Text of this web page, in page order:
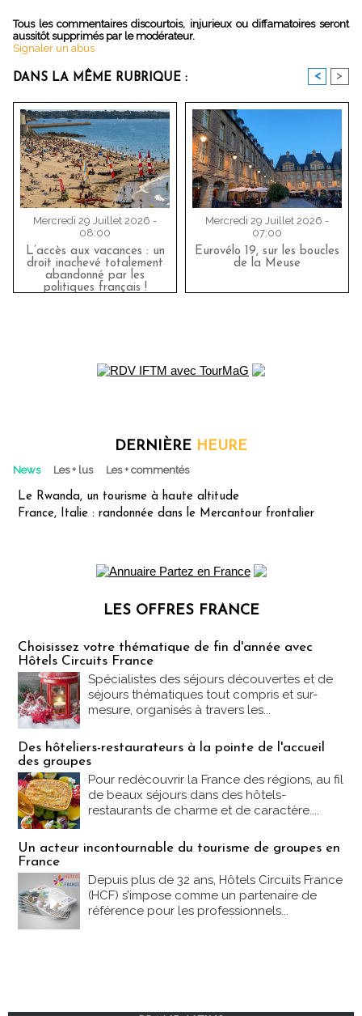
Tous les commentaires discourtois, injurieux ou diffamatoires seront
aussitôt supprimés par le modérateur.
Signaler un abus
DANS LA MÊME RUBRIQUE : < >
Mercredi 29 Juillet 2026 -
08:00
L’accès aux vacances : un
droit inachevé totalement
abandonné par les
politiques français !
Mercredi 29 Juillet 2026 -
07:00
Eurovélo 19, sur les boucles
de la Meuse
DERNIÈRE HEURE
News Les + lus Les + commentés
Le Rwanda, un tourisme à haute altitude
France, Italie : randonnée dans le Mercantour frontalier
LES OFFRES FRANCE
Choisissez votre thématique de fin d'année avec
Hôtels Circuits France
Spécialistes des séjours découvertes et de
séjours thématiques tout compris et sur-
mesure, organisés à travers les...
Des hôteliers-restaurateurs à la pointe de l'accueil
des groupes
Pour redécouvrir la France des régions, au fil
de beaux séjours dans des hôtels-
restaurants de charme et de caractère....
Un acteur incontournable du tourisme de groupes en
France
Depuis plus de 32 ans, Hôtels Circuits France
(HCF) s’impose comme un partenaire de
référence pour les professionnels...